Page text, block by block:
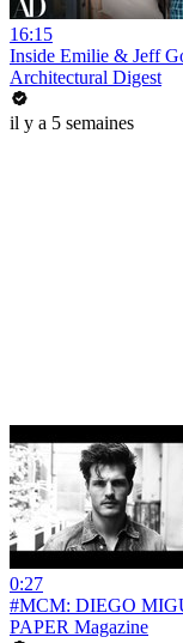
16:15
Inside Emilie & Jeff
Architectural Digest
il y a 5 semaines
0:27
#MCM: DIEGO
PAPER Magazine